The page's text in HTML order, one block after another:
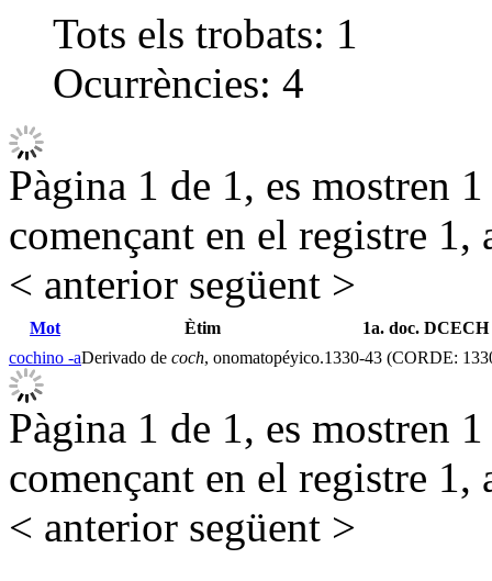
Tots els trobats: 1
Ocurrències: 4
Pàgina 1 de 1, es mostren
començant en el registre 1,
< anterior següent >
Mot Ètim
1a. doc. DCECH
cochino -aDerivado de coch, onomatopéyico.1330-43 (CORDE:
Pàgina 1 de 1, es mostren
començant en el registre 1,
< anterior següent >